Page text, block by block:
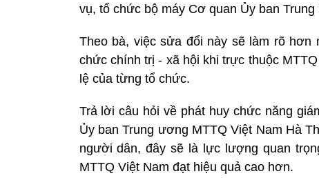
vụ, tổ chức bộ máy Cơ quan Ủy ban
Theo bà, việc sửa đổi này sẽ làm rõ
chức chính trị - xã hội khi trực thuộc
lệ của từng tổ chức.
Trả lời câu hỏi về phát huy chức năng
Ủy ban Trung ương MTTQ Việt Nam Hà
người dân, đây sẽ là lực lượng quan
MTTQ Việt Nam đạt hiệu quả cao hơn.